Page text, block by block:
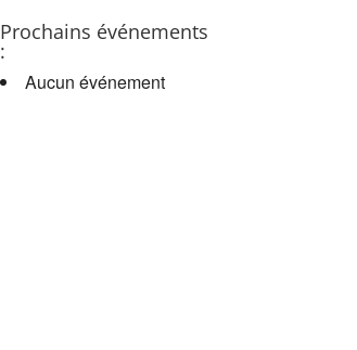
Prochains événements
:
Aucun événement